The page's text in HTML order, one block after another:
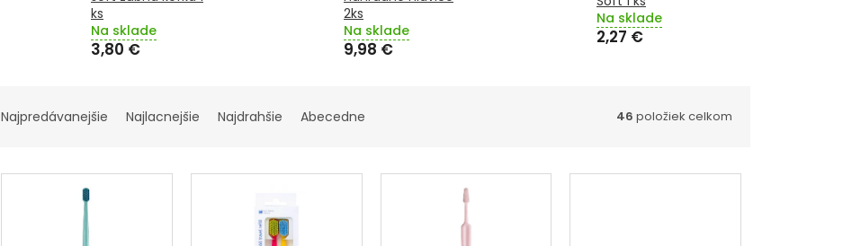
ks
Na sklade
3,80 €
2ks
Na sklade
9,98 €
Na sklade
2,27 €
A
E
Najpredávanejšie Najlacnejšie Najdrahšie Abecedne 46 položiek celkom
V